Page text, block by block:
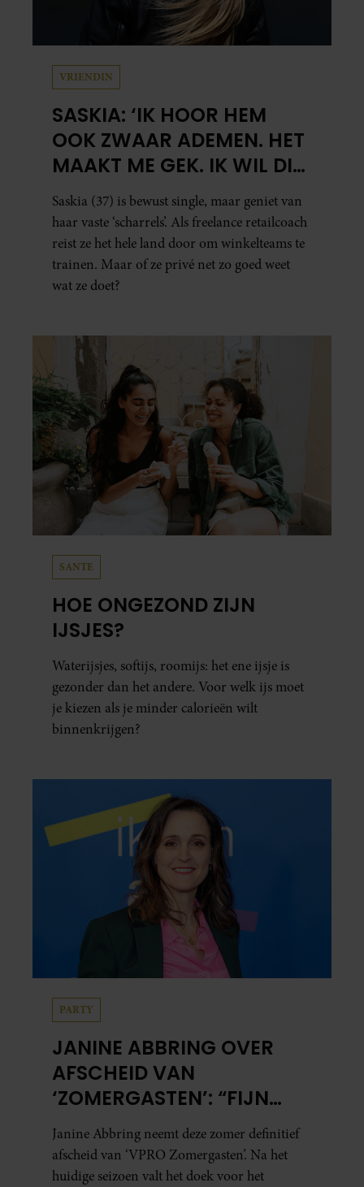
VRIENDIN
SASKIA: ‘IK HOOR HEM
OOK ZWAAR ADEMEN. HET
MAAKT ME GEK. IK WIL DIE
MAN.’
Saskia (37) is bewust single, maar geniet van
haar vaste ‘scharrels’. Als freelance retailcoach
reist ze het hele land door om winkelteams te
trainen. Maar of ze privé net zo goed weet
wat ze doet?
SANTE
HOE ONGEZOND ZIJN
IJSJES?
Waterijsjes, softijs, roomijs: het ene ijsje is
gezonder dan het andere. Voor welk ijs moet
je kiezen als je minder calorieën wilt
binnenkrijgen?
PARTY
JANINE ABBRING OVER
AFSCHEID VAN
‘ZOMERGASTEN’: “FIJN
DAT IK HET LICHT MAG
UITDOEN”
Janine Abbring neemt deze zomer definitief
afscheid van ‘VPRO Zomergasten’. Na het
huidige seizoen valt het doek voor het